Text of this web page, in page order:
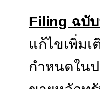
Filing ฉบั
แก้ไขเพิ่ม
กำหนดใน